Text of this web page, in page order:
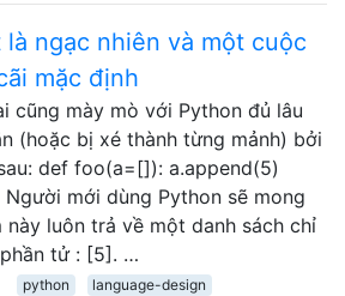
là ngạc nhiên và một cuộc
mặc định
cũng mày mò với Python đủ lâu
(hoặc bị xé thành từng mảnh) bởi
def foo(a=[]): a.append(5)
Người mới dùng Python sẽ mong
này luôn trả về một danh sách chỉ
tử : [5]. …
python
language-design